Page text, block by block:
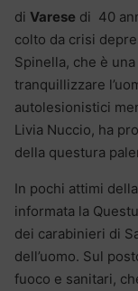
di Varese di 40
colto da crisi
Spinella, che è
tranquillizzare
autolesionistici
Livia Nuccio, ha
della questura
In pochi attimi
informata la
dei carabinieri di
dell’uomo. Sul
fuoco e sanitari,